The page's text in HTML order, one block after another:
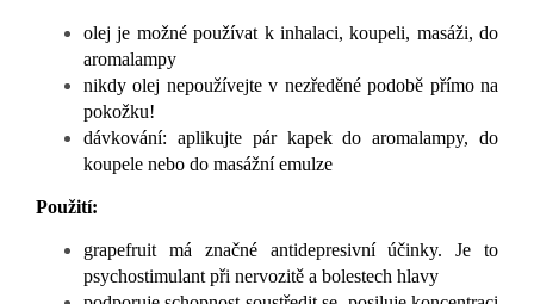
olej je možné používat k inhalaci, koupeli, masáži, do
aromalampy
nikdy olej nepoužívejte v nezředěné podobě přímo na
pokožku!
dávkování: aplikujte pár kapek do aromalampy, do
koupele nebo do masážní emulze
Použití:
grapefruit má značné antidepresivní účinky. Je to
psychostimulant při nervozitě a bolestech hlavy